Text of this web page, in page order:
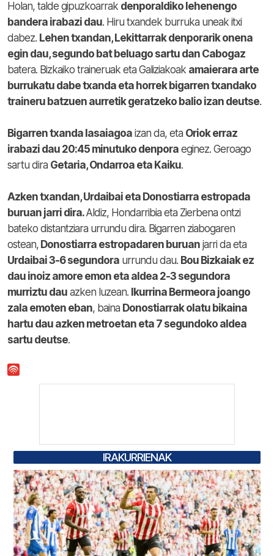
Holan, talde gipuzkoarrak denporaldiko lehenengo
bandera irabazi dau. Hiru txandek burruka uneak itxi
dabez. Lehen txandan, Lekittarrak denporarik onena
egin dau, segundo bat beluago sartu dan Cabogaz
batera. Bizkaiko traineruak eta Galiziakoak amaierara arte
burrukatu dabe txanda eta horrek bigarren txandako
traineru batzuen aurretik geratzeko balio izan deutse.
Bigarren txanda lasaiagoa izan da, eta Oriok erraz
irabazi dau 20:45 minutuko denpora eginez. Geroago
sartu dira Getaria, Ondarroa eta Kaiku.
Azken txandan, Urdaibai eta Donostiarra estropada
buruan jarri dira.Aldiz, Hondarribia eta Zierbena ontzi
bateko distantziara urrundu dira. Bigarren ziabogaren
ostean, Donostiarra estropadaren buruan jarri da eta
Urdaibai 3-6 segundora urrundu dau. Bou Bizkaiak ez
dau inoiz amore emon eta aldea 2-3 segundora
murriztu dau azken luzean. Ikurrina Bermeora joango
zala emoten eban, baina Donostiarrak olatu bikaina
hartu dau azken metroetan eta 7 segundoko aldea
sartu deutse.
IRAKURRIENAK